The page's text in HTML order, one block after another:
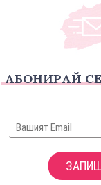
АБОНИРАЙ